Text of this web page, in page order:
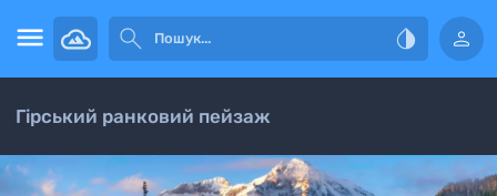
   
Гірський ранковий пейзаж